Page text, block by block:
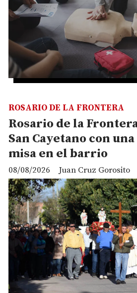
Rosario de la
San Cayetano con
misa en el barrio
Juan Cruz Gorosito
ROSARIO DE LA FRONTERA
08/08/2026